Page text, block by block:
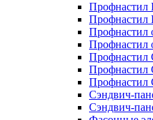
Профнастил
Профнастил
Профнастил
Профнастил
Профнастил
Профнастил
Профнастил
Сэндвич-
Сэндвич-